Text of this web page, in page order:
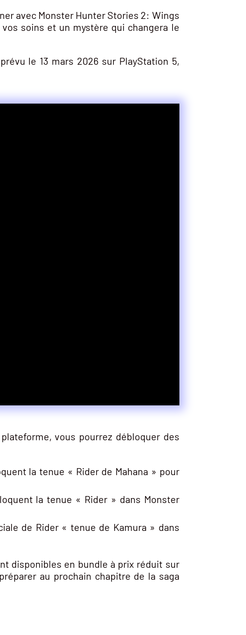
avec Monster Hunter Stories 2: Wings
soins et un mystère qui changera le
le 13 mars 2026 sur PlayStation 5,
vous pourrez débloquer des
la tenue « Rider de Mahana » pour
la tenue « Rider » dans Monster
de Rider « tenue de Kamura » dans
disponibles en bundle à prix réduit sur
au prochain chapitre de la saga